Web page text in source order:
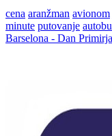
cena aranžman avionom
minute putovanje
Barselona - Dan